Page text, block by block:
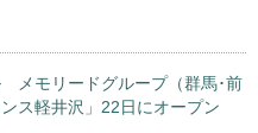
メモリードグループ（群馬･前
ス軽井沢」22日にオープン